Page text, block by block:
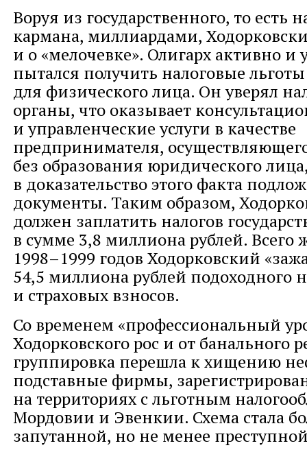
Воруя из государственного, то есть
кармана, миллиардами,
и о «мелочевке». Олигарх активно и
пытался получить налоговые
для физического лица. Он уверял
органы, что оказывает
и управленческие услуги в качестве
предпринимателя,
без образования юридического
в доказательство этого факта
документы. Таким образом,
должен заплатить налогов
в сумме 3,8 миллиона рублей. Всего
1998–1999 годов Ходорковский
54,5 миллиона рублей подоходного
и страховых взносов.
Со временем «профессиональный
Ходорковского рос и от банального
группировка перешла к хищению
подставные фирмы,
на территориях с льготным
Мордовии и Эвенкии. Схема стала
запутанной, но не менее